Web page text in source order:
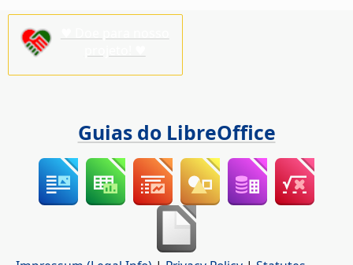
Guias do LibreOffice